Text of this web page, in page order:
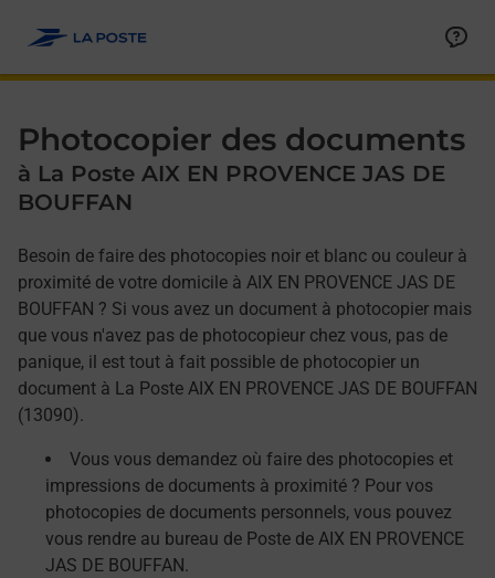
Photocopier des documents
à La Poste AIX EN PROVENCE JAS DE
BOUFFAN
Besoin de faire des photocopies noir et blanc ou couleur à
proximité de votre domicile à AIX EN PROVENCE JAS DE
BOUFFAN ? Si vous avez un document à photocopier mais
que vous n'avez pas de photocopieur chez vous, pas de
panique, il est tout à fait possible de photocopier un
document à La Poste AIX EN PROVENCE JAS DE BOUFFAN
(13090).
Vous vous demandez où faire des photocopies et
impressions de documents à proximité ? Pour vos
photocopies de documents personnels, vous pouvez
vous rendre au bureau de Poste de AIX EN PROVENCE
JAS DE BOUFFAN.